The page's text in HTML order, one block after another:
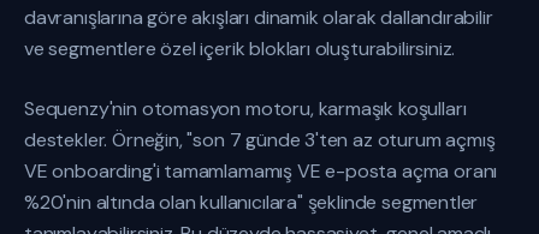
davranışlarına göre akışları dinamik olarak dallandırabilir
ve segmentlere özel içerik blokları oluşturabilirsiniz.
Sequenzy'nin otomasyon motoru, karmaşık koşulları
destekler. Örneğin, "son 7 günde 3'ten az oturum açmış
VE onboarding'i tamamlamamış VE e-posta açma oranı
%20'nin altında olan kullanıcılara" şeklinde segmentler